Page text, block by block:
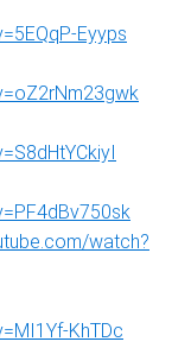
Eyyps
watch?
KhTDc